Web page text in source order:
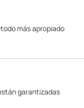
más apropiado
garantizadas